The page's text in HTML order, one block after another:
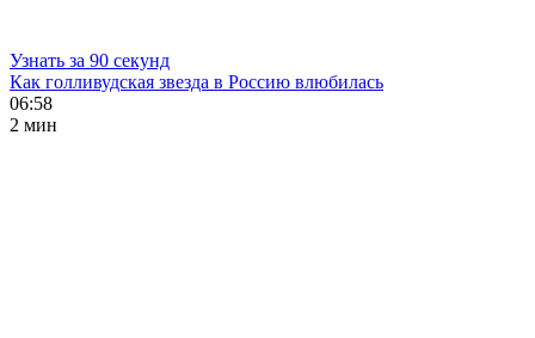
Узнать за 90 секунд
Как голливудская звезда в Россию влюбилась
06:58
2 мин